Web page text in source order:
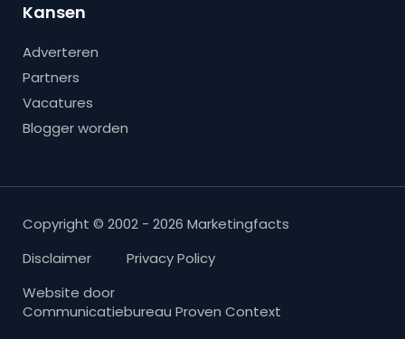
Kansen
Adverteren
Partners
Vacatures
Blogger worden
Copyright © 2002 - 2026 Marketingfacts
Disclaimer
Privacy Policy
Website door
Communicatiebureau Proven Context